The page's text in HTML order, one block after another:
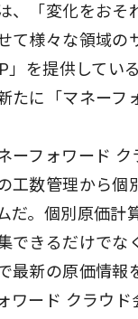
、「変化をおそ
て様々な領域の
」を提供してい
たに「マネーフ
ネーフォワード
工数管理から個
だ。個別原価計
できるだけでな
最新の原価情報
ワード クラウ